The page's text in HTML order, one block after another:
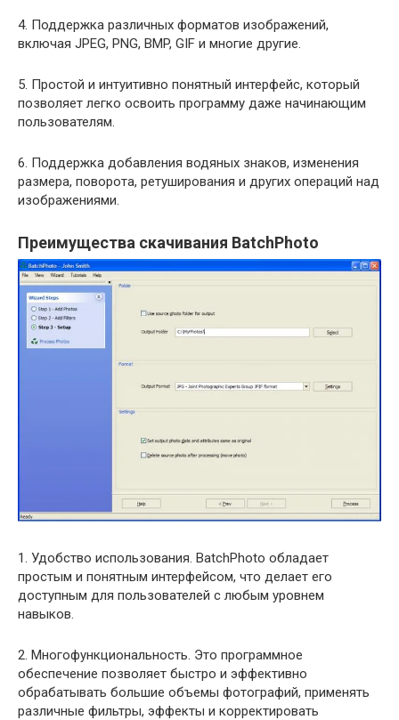
4. Поддержка различных форматов изображений,
включая JPEG, PNG, BMP, GIF и многие другие.
5. Простой и интуитивно понятный интерфейс, который
позволяет легко освоить программу даже начинающим
пользователям.
6. Поддержка добавления водяных знаков, изменения
размера, поворота, ретуширования и других операций над
изображениями.
Преимущества скачивания BatchPhoto
1. Удобство использования. BatchPhoto обладает
простым и понятным интерфейсом, что делает его
доступным для пользователей с любым уровнем
навыков.
2. Многофункциональность. Это программное
обеспечение позволяет быстро и эффективно
обрабатывать большие объемы фотографий, применять
различные фильтры, эффекты и корректировать